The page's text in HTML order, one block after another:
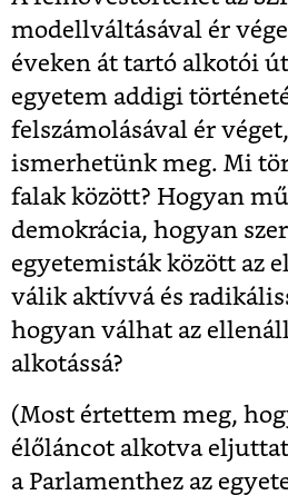
modellváltásával ér
éveken át tartó alkotói
egyetem addigi
felszámolásával ér
ismerhetünk meg. Mi
falak között? Hogyan
demokrácia, hogyan
egyetemisták között az
válik aktívvá és
hogyan válhat az
alkotássá?
(Most értettem meg,
élőláncot alkotva
a Parlamenthez az